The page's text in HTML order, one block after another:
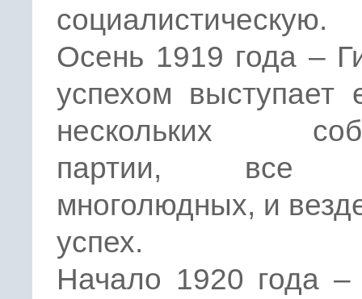
социалистическую.
Осень 1919 года –
успехом выступает
нескольких
партии, все
многолюдных, и
успех.
Начало 1920 года –